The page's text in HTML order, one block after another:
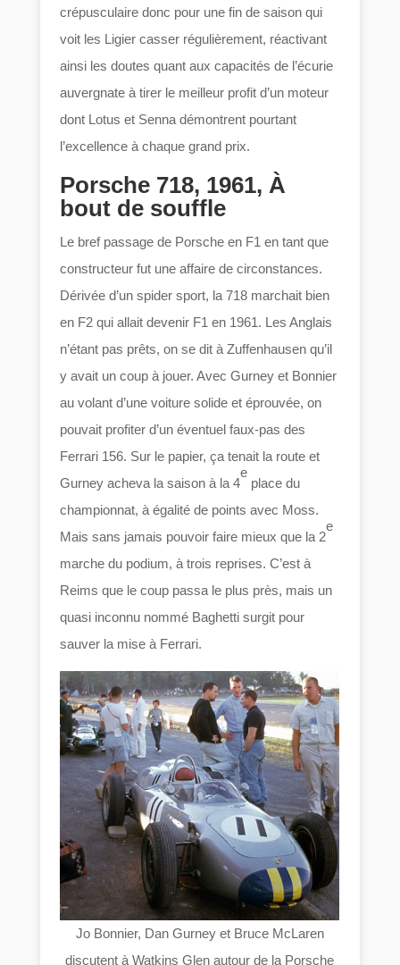
crépusculaire donc pour une fin de saison qui
voit les Ligier casser régulièrement, réactivant
ainsi les doutes quant aux capacités de l’écurie
auvergnate à tirer le meilleur profit d’un moteur
dont Lotus et Senna démontrent pourtant
l’excellence à chaque grand prix.
Porsche 718, 1961, À
bout de souffle
Le bref passage de Porsche en F1 en tant que
constructeur fut une affaire de circonstances.
Dérivée d’un spider sport, la 718 marchait bien
en F2 qui allait devenir F1 en 1961. Les Anglais
n’étant pas prêts, on se dit à Zuffenhausen qu’il
y avait un coup à jouer. Avec Gurney et Bonnier
au volant d’une voiture solide et éprouvée, on
pouvait profiter d’un éventuel faux-pas des
Ferrari 156. Sur le papier, ça tenait la route et
Gurney acheva la saison à la 4
e
place du
championnat, à égalité de points avec Moss.
Mais sans jamais pouvoir faire mieux que la 2
e
marche du podium, à trois reprises. C’est à
Reims que le coup passa le plus près, mais un
quasi inconnu nommé Baghetti surgit pour
sauver la mise à Ferrari.
Jo Bonnier, Dan Gurney et Bruce McLaren
discutent à Watkins Glen autour de la Porsche